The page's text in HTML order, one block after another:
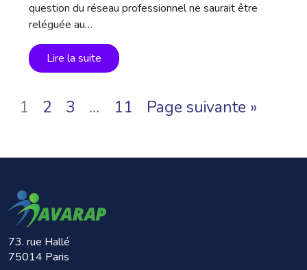
question du réseau professionnel ne saurait être
reléguée au…
Lire la suite
1 2 3 … 11 Page suivante »
73. rue Hallé
75014 Paris